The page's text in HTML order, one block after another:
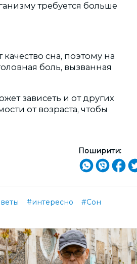
требуется больше
сна, поэтому на
боль, вызванная
зависеть и от других
от возраста, чтобы
Поширити:
#интересно #Сон